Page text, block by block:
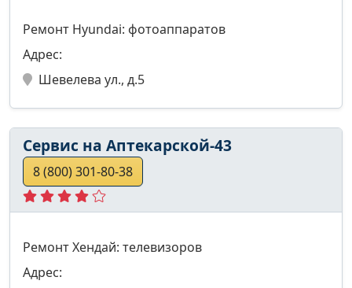
Ремонт Hyundai: фотоаппаратов
Адрес:
Шевелева ул., д.5
Сервис на Аптекарской-43
8 (800) 301-80-38
Ремонт Хендай: телевизоров
Адрес: